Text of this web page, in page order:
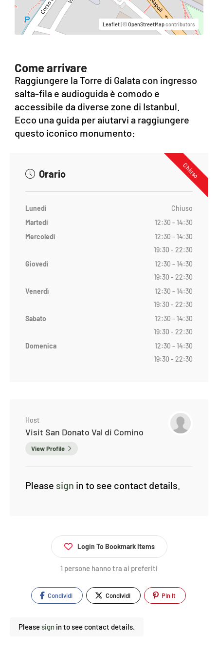
Leaflet | ©OpenStreetMapcontributors
Come arrivare
Raggiungere la Torre di Galata con ingresso
salta-fila e audioguida è comodo e
accessibile da diverse zone di Istanbul.
Ecco una guida per aiutarvi a raggiungere
questo iconico monumento:
Chiuso
Orario
Lunedi
Chiuso
Martedi
12:30 - 14:30
Mercoledì
12:30 - 14:30
19:30 - 22:30
Giovedì
12:30 - 14:30
19:30 - 22:30
Venerdì
12:30 - 14:30
19:30 - 22:30
Sabato
12:30 - 14:30
19:30 - 22:30
Domenica
12:30 - 14:30
19:30 - 22:30
Host
Visit San Donato Val di Comino
View Profile
Please sign in to see contact details.
Login To Bookmark Items
1 persone hanno tra ai preferiti
Condividi Condividi Pin It
Pleasesign in to see contact details.